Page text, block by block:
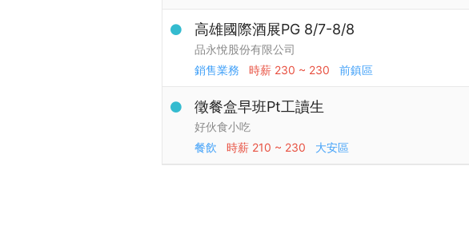
高雄國際酒展PG 8/7-8/8
品永悅股份有限公司
銷售業務
時薪 230 ~ 230 前鎮區
徵餐盒早班Pt工讀生
好伙食小吃
餐飲
時薪 210 ~ 230 大安區